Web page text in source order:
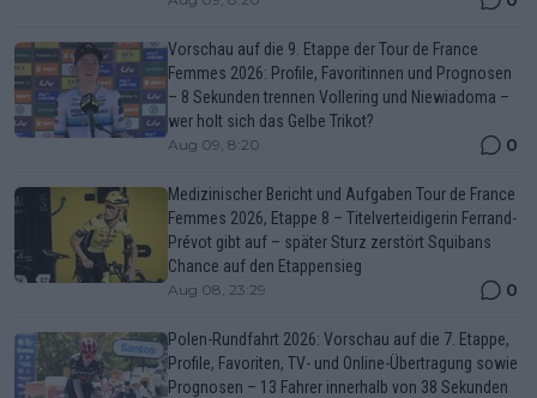
Vorschau auf die 9. Etappe der Tour de France
Femmes 2026: Profile, Favoritinnen und Prognosen
– 8 Sekunden trennen Vollering und Niewiadoma –
wer holt sich das Gelbe Trikot?
Aug 09, 8:20 0
Medizinischer Bericht und Aufgaben Tour de France
Femmes 2026, Etappe 8 – Titelverteidigerin Ferrand-
Prévot gibt auf – später Sturz zerstört Squibans
Chance auf den Etappensieg
Aug 08, 23:29 0
Polen-Rundfahrt 2026: Vorschau auf die 7. Etappe,
Profile, Favoriten, TV- und Online-Übertragung sowie
Prognosen – 13 Fahrer innerhalb von 38 Sekunden